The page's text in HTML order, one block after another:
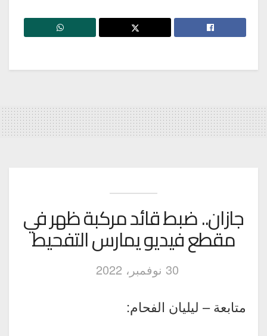
جازان.. ضبط قائد مركبة ظهر في
مقطع فيديو يمارس التفحيط
30 نوفمبر، 2022
متابعة – ليليان الفحام: